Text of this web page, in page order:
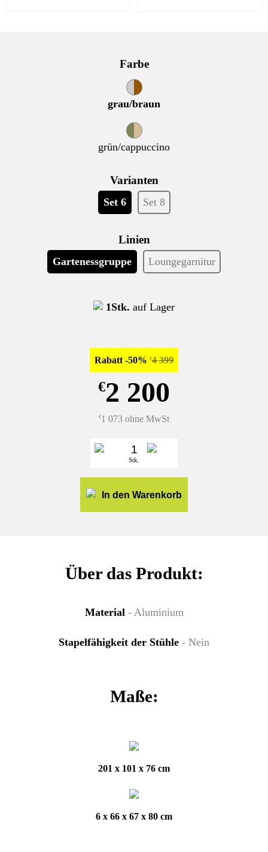
Farbe
grau/braun
grün/cappuccino
Varianten
Set 6 Set 8
Linien
Gartenessgruppe Loungegarnitur
1Stk. auf Lager
Rabatt -50% €4 399
€2 200
€1 073 ohne MwSt
Stk.
In den Warenkorb
Über das Produkt:
Material- Aluminium
Stapelfähigkeit der Stühle - Nein
Maße:
201 x 101 x 76 cm
6 x 66 x 67 x 80 cm